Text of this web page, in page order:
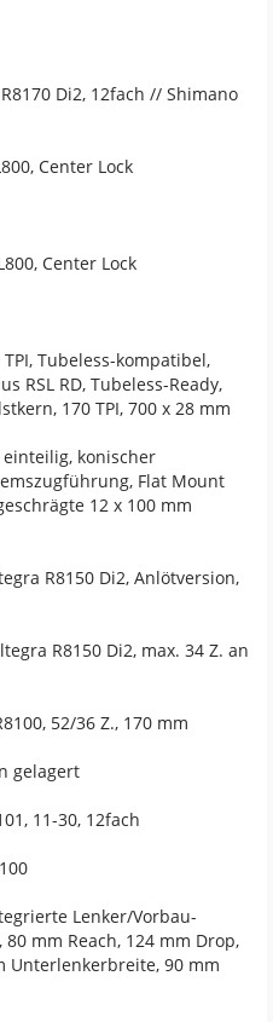
Di2, 12fach // Shimano
Center Lock
Center Lock
Tubeless-kompatibel,
RSL RD, Tubeless-Ready,
170 TPI, 700 x 28 mm
einteilig, konischer
Flat Mount
12 x 100 mm
R8150 Di2, Anlötversion,
R8150 Di2, max. 34 Z. an
52/36 Z., 170 mm
gelagert
11-30, 12fach
Lenker/Vorbau-
80 mm Reach, 124 mm Drop,
Unterlenkerbreite, 90 mm